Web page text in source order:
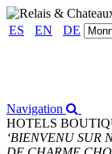
ES EN DE
Navigation
HOTELS
‘BIENVENU SUR